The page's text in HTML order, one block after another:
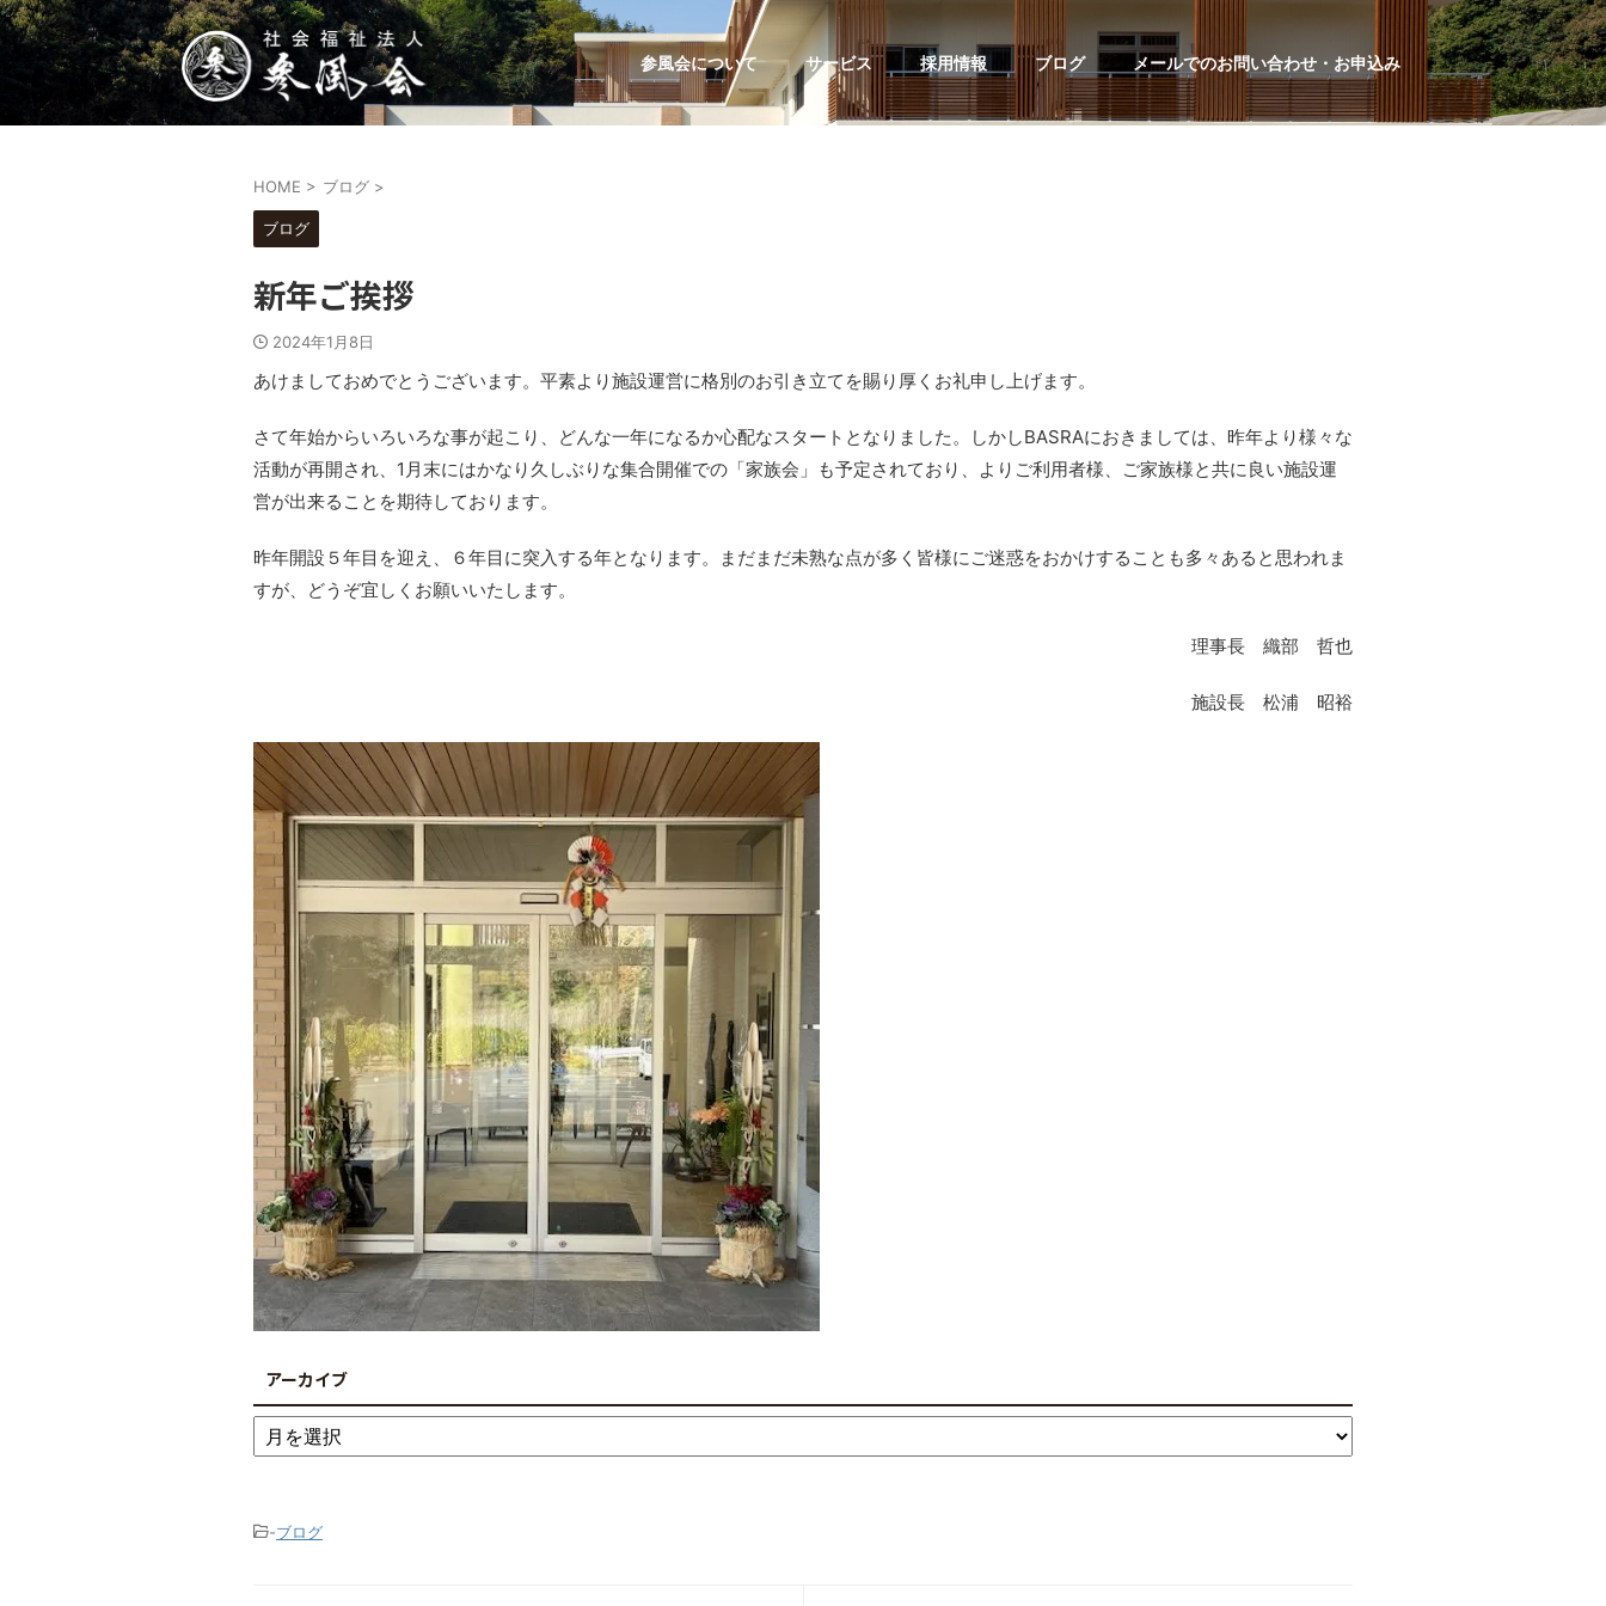
参風会について サービス 採用情報 ブログ メールでのお問い合わせ・お申込み
HOME > ブログ >
ブログ
新年ご挨拶
2024年1月8日
あけましておめでとうございます。平素より施設運営に格別のお引き立てを賜り厚くお礼申し上げます。
さて年始からいろいろな事が起こり、どんな一年になるか心配なスタートとなりました。しかしBASRAにおきましては、昨年より様々な
活動が再開され、1月末にはかなり久しぶりな集合開催での「家族会」も予定されており、よりご利用者様、ご家族様と共に良い施設運
営が出来ることを期待しております。
昨年開設５年目を迎え、６年目に突入する年となります。まだまだ未熟な点が多く皆様にご迷惑をおかけすることも多々あると思われま
すが、どうぞ宜しくお願いいたします。
理事長 織部 哲也
施設長 松浦 昭裕
アーカイブ
-ブログ